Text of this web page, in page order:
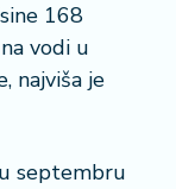
168
vodi u
najviša je
septembru